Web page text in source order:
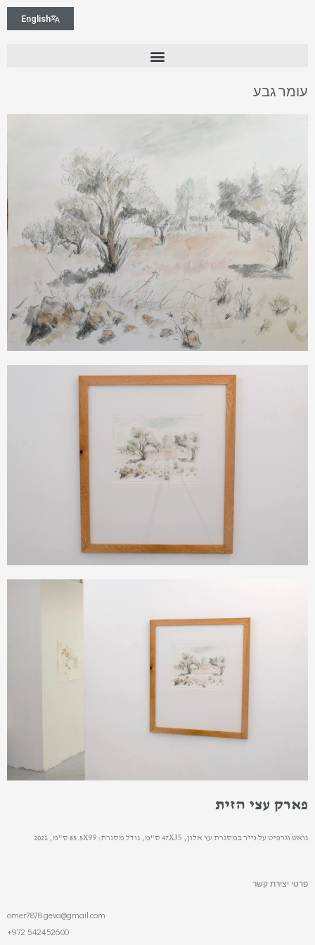
English
עומר גבע
פארק עצי הזית
גואש וגרפיט על נייר במסגרת עץ אלון, 47X35 ס"מ, גודל מסגרת: 85.5X99 ס"מ, 2021
פרטי יצירת קשר
omer7878.geva@gmail.com
+972 542452600